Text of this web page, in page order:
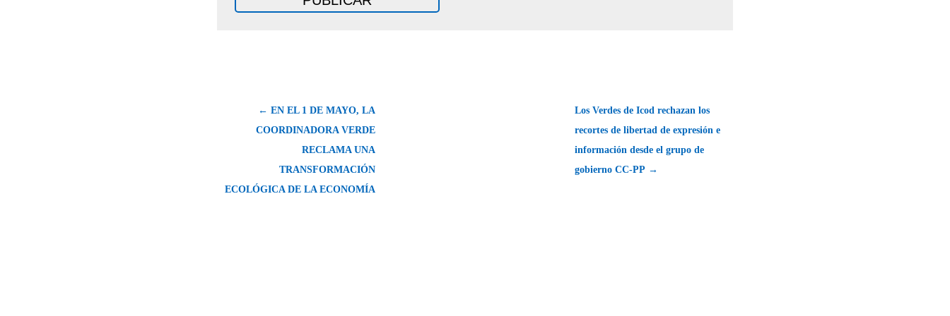
← EN EL 1 DE MAYO, LA
COORDINADORA VERDE
RECLAMA UNA
TRANSFORMACIÓN
ECOLÓGICA DE LA ECONOMÍA
Los Verdes de Icod rechazan los
recortes de libertad de expresión e
información desde el grupo de
gobierno CC-PP →